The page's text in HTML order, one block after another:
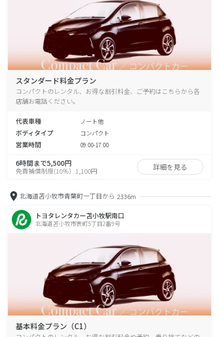
スタンダード料金プラン
コンパクトのレンタル、お得な割引料金、ご予約はこちらから各
店舗お電話ください。
代表車種 ノート他
ボディタイプ コンパクト
営業時間 09:00-17:00
6時間まで5,500円
免責補償制度(10％）1,100円 詳細を見る
北海道苫小牧市青葉町一丁目から 2336m
トヨタレンタカー苫小牧駅南口
北海道苫小牧市表町5丁目2番9号
基本料金プラン（C1）